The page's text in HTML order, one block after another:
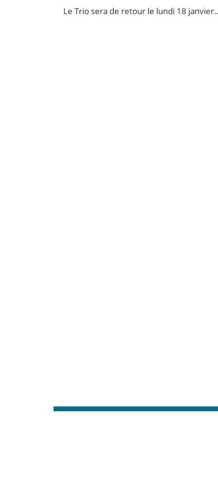
Le Trio sera de retour le lundi 18